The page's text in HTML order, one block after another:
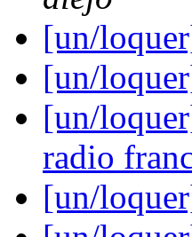
[un/
[un/
[un/
radio
[un/